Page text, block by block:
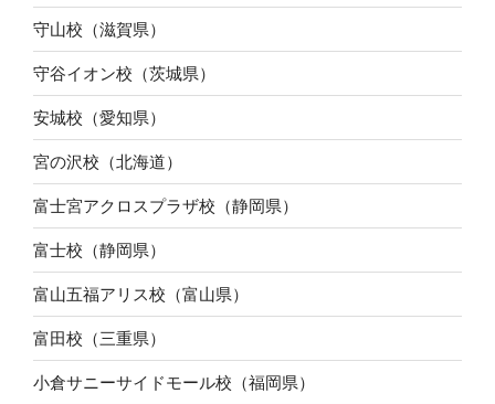
守山校（滋賀県）
守谷イオン校（茨城県）
安城校（愛知県）
宮の沢校（北海道）
富士宮アクロスプラザ校（静岡県）
富士校（静岡県）
富山五福アリス校（富山県）
富田校（三重県）
小倉サニーサイドモール校（福岡県）